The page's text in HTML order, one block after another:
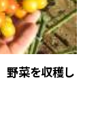
野菜を収穫し